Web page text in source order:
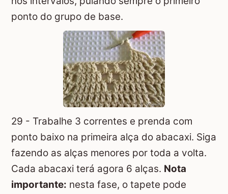
ponto do grupo de base.
29 - Trabalhe 3 correntes e prenda com
ponto baixo na primeira alça do abacaxi. Siga
fazendo as alças menores por toda a volta.
Cada abacaxi terá agora 6 alças. Nota
importante: nesta fase, o tapete pode